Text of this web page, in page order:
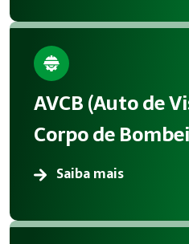
AVCB (Auto de
Corpo de
Saiba mais